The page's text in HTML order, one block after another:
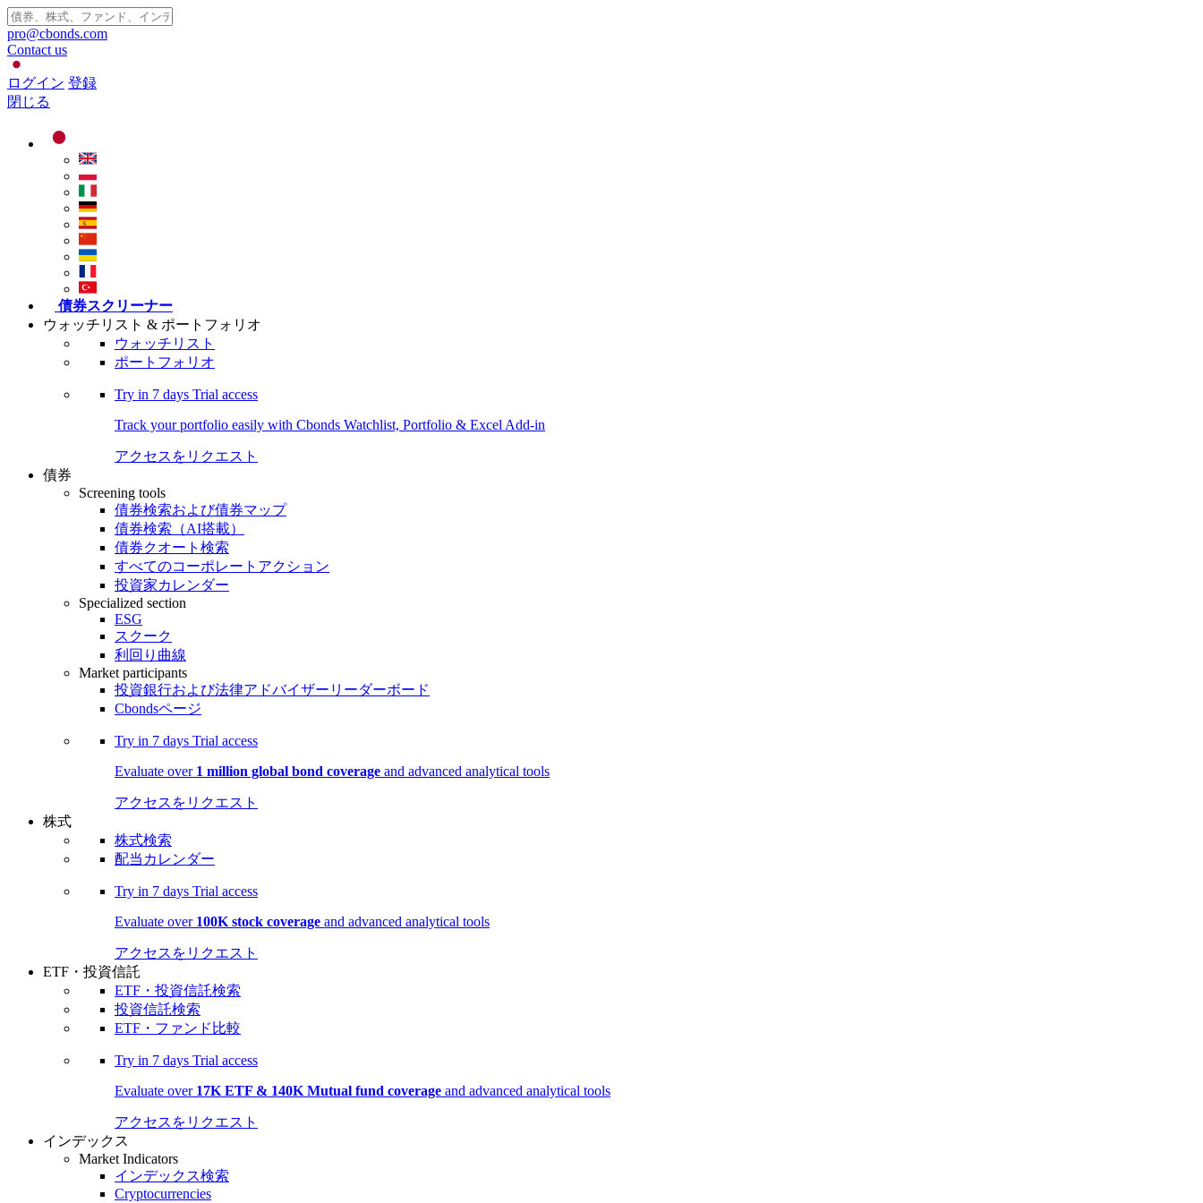
pro@cbonds.com
Contact us
ログイン 登録
閉じる
債券スクリーナー
ウォッチリスト & ポートフォリオ
ウォッチリスト
ポートフォリオ
Try in 7 days Trial access
Track your portfolio easily with Cbonds Watchlist, Portfolio & Excel Add-in
アクセスをリクエスト
債券
Screening tools
債券検索および債券マップ
債券検索（AI搭載）
債券クオート検索
すべてのコーポレートアクション
投資家カレンダー
Specialized section
ESG
スクーク
利回り曲線
Market participants
投資銀行および法律アドバイザーリーダーボード
Cbondsページ
Try in 7 days Trial access
Evaluate over 1 million global bond coverage and advanced analytical tools
アクセスをリクエスト
株式
株式検索
配当カレンダー
Try in 7 days Trial access
Evaluate over 100K stock coverage and advanced analytical tools
アクセスをリクエスト
ETF・投資信託
ETF・投資信託検索
投資信託検索
ETF・ファンド比較
Try in 7 days Trial access
Evaluate over 17K ETF & 140K Mutual fund coverage and advanced analytical tools
アクセスをリクエスト
インデックス
Market Indicators
インデックス検索
Cryptocurrencies